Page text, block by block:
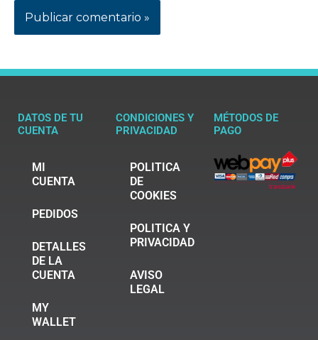
DATOS DE TU
CUENTA
MI
CUENTA
PEDIDOS
DETALLES
DE LA
CUENTA
MY
WALLET
CONDICIONES Y
PRIVACIDAD
POLITICA
DE
COOKIES
POLITICA Y
PRIVACIDAD
AVISO
LEGAL
MÉTODOS DE
PAGO